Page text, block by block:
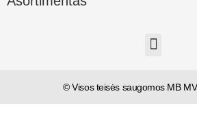
© Visos teisės saugomos MB